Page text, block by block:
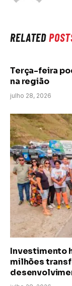
RELATED
Terça-feira
na região
julho 28, 2026
Investimento
milhões